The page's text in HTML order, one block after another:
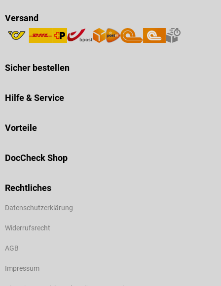
Versand
Sicher bestellen
Hilfe & Service
Vorteile
DocCheck Shop
Rechtliches
Datenschutzerklärung
Widerrufsrecht
AGB
Impressum